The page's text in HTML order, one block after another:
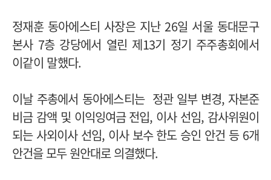
정재훈 동아에스티 사장은 지난 26일 서울 동대문구
본사 7층 강당에서 열린 제13기 정기 주주총회에서
이같이 말했다.
이날 주총에서 동아에스티는 정관 일부 변경, 자본준
비금 감액 및 이익잉여금 전입, 이사 선임, 감사위원이
되는 사외이사 선임, 이사 보수 한도 승인 안건 등6개
안건을 모두 원안대로 의결했다.